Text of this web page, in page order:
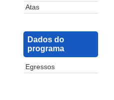
Atas
Dados do
programa
Egressos